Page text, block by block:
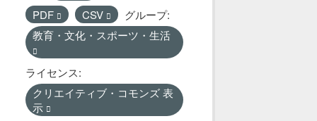
PDF
CSV
グループ:
教育・文化・スポーツ・生活
ライセンス:
クリエイティブ・コモンズ 表
示